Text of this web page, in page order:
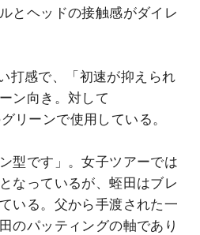
とヘッドの接触感がダイレ
打感で、「初速が抑えられ
ン向き。対して
リーンで使用している。
型です」。女子ツアーでは
なっているが、蛭田はブレ
いる。父から手渡された一
のパッティングの軸であり